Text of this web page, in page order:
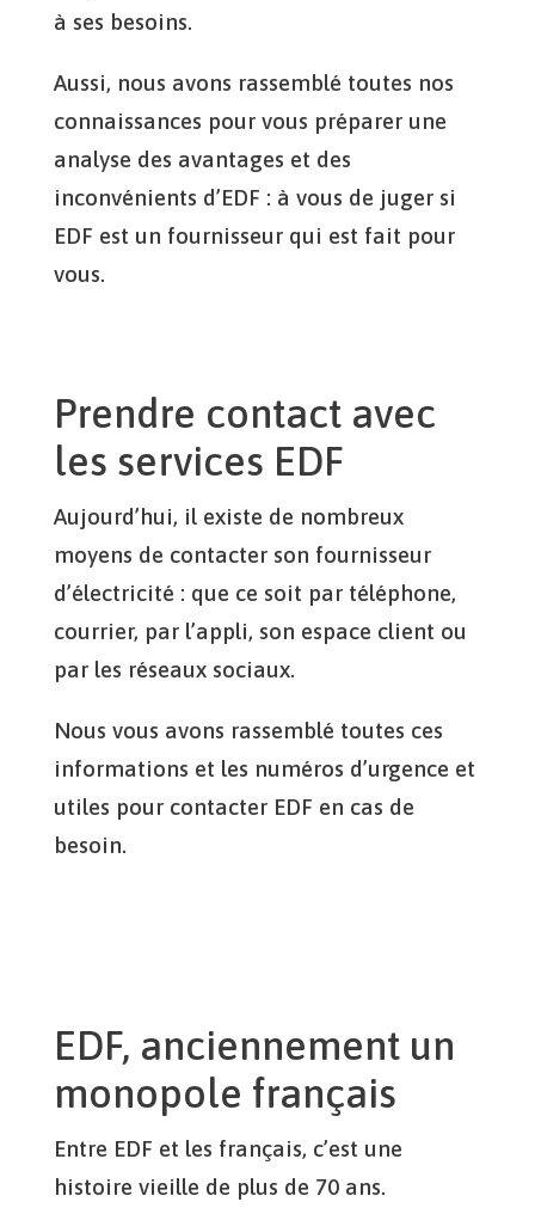
à ses besoins.
Aussi, nous avons rassemblé toutes nos
connaissances pour vous préparer une
analyse des avantages et des
inconvénients d’EDF : à vous de juger si
EDF est un fournisseur qui est fait pour
vous.
Prendre contact avec
les services EDF
Aujourd’hui, il existe de nombreux
moyens de contacter son fournisseur
d’électricité : que ce soit par téléphone,
courrier, par l’appli, son espace client ou
par les réseaux sociaux.
Nous vous avons rassemblé toutes ces
informations et les numéros d’urgence et
utiles pour contacter EDF en cas de
besoin.
EDF, anciennement un
monopole français
Entre EDF et les français, c’est une
histoire vieille de plus de 70 ans.